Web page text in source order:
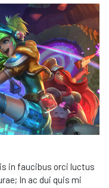
in faucibus orci luctus
In ac dui quis mi